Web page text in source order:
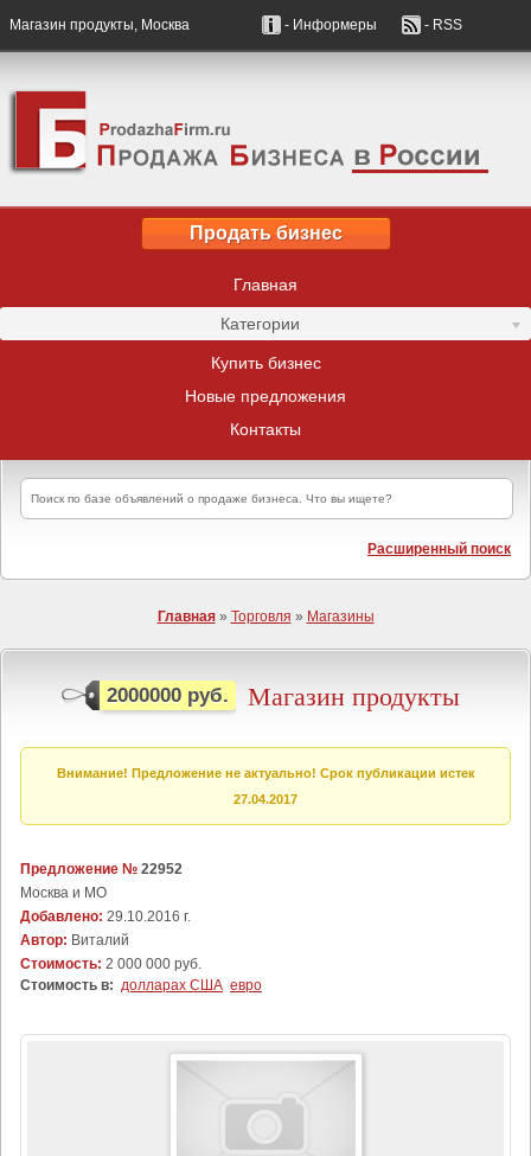
Магазин продукты, Москва - Информеры - RSS
Продать бизнес
Главная
Категории
Купить бизнес
Новые предложения
Контакты
Расширенный поиск
Главная» Торговля » Магазины
2000000 руб. Магазин продукты
Внимание! Предложение не актуально! Срок публикации истек
27.04.2017
Предложение № 22952
Москва и МО
Добавлено: 29.10.2016 г.
Автор: Виталий
Стоимость: 2 000 000 руб.
Стоимость в: долларах США евро